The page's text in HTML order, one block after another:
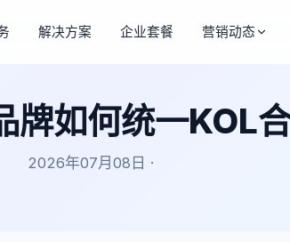
解决方案 企业套餐 营销动态
如何统一KOL
2026年07月08日 ·